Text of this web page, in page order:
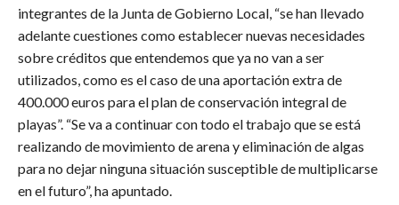
integrantes de la Junta de Gobierno Local, “se han llevado
adelante cuestiones como establecer nuevas necesidades
sobre créditos que entendemos que ya no van a ser
utilizados, como es el caso de una aportación extra de
400.000 euros para el plan de conservación integral de
playas”. “Se va a continuar con todo el trabajo que se está
realizando de movimiento de arena y eliminación de algas
para no dejar ninguna situación susceptible de multiplicarse
en el futuro”, ha apuntado.